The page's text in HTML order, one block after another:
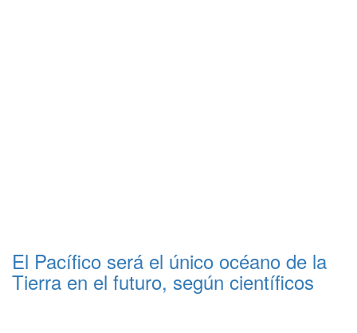
El Pacífico será el único océano de la
Tierra en el futuro, según científicos